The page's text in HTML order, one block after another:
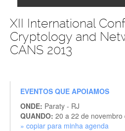
XII International
Cryptology and
CANS 2013
EVENTOS QUE APOIAMOS
ONDE: Paraty - RJ
QUANDO: 20 a 22 de novembro
» copiar para minha agenda